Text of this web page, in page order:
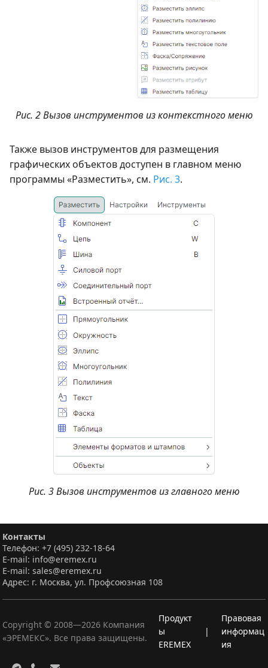
Рис. 2 Вызов инструментов из контекстного меню
Также вызов инструментов для размещения
графических объектов доступен в главном меню
программы «Разместить», см. Рис. 3.
Рис. 3 Вызов инструментов из главного меню
Контакты
Телефон: +7 (495) 232-18-64
E-mail: info@eremex.ru
E-mail: sales@eremex.ru
Адрес: г. Москва, ул. Профсоюзная 108
Copyright © 2008—2026 Компания
«ЭРЕМЕКС». Все права защищены.
Продукт
ы
EREMEX
|
Правовая
информац
ия